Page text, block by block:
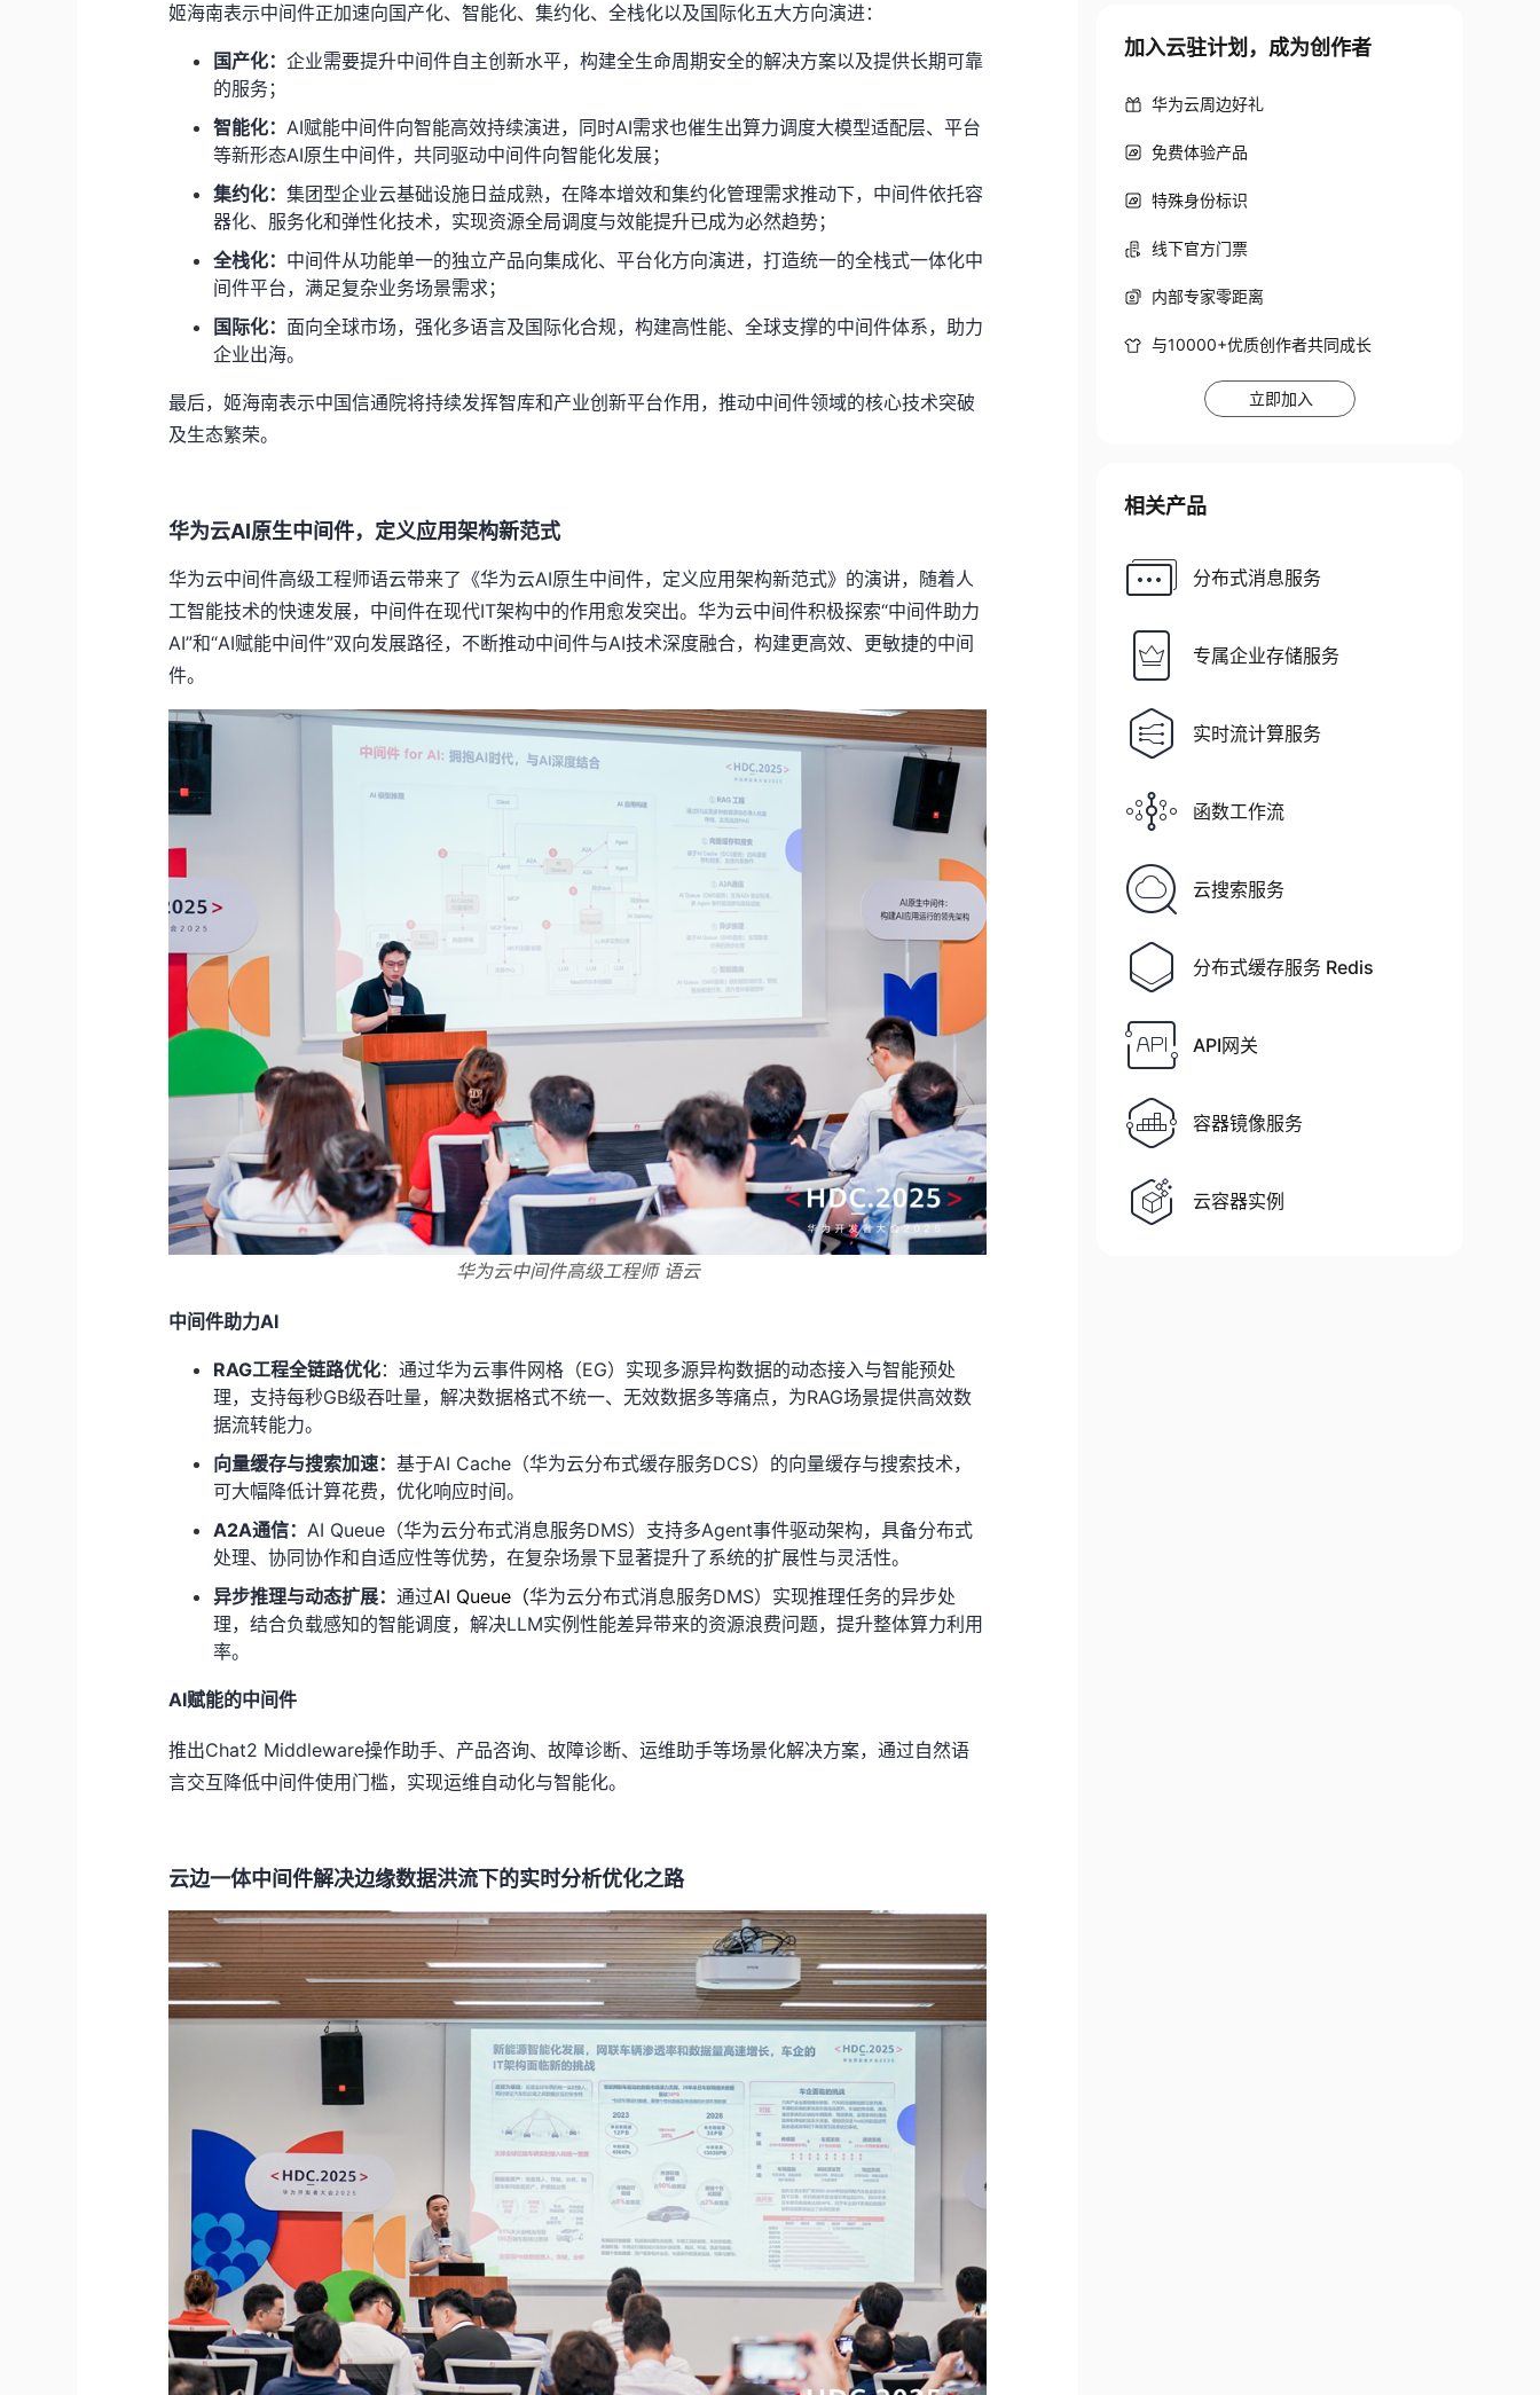
姬海南表示中间件正加速向国产化、智能化、集约化、全栈化以及国际化五大方向演进：
国产化：企业需要提升中间件自主创新水平，构建全生命周期安全的解决方案以及提供长期可靠
的服务；
智能化：AI赋能中间件向智能高效持续演进，同时AI需求也催生出算力调度大模型适配层、平台
等新形态AI原生中间件，共同驱动中间件向智能化发展；
集约化：集团型企业云基础设施日益成熟，在降本增效和集约化管理需求推动下，中间件依托容
器化、服务化和弹性化技术，实现资源全局调度与效能提升已成为必然趋势；
全栈化： 中间件从功能单一的独立产品向集成化、平台化方向演进，打造统一的全栈式一体化中
间件平台，满足复杂业务场景需求；
国际化： 面向全球市场，强化多语言及国际化合规，构建高性能、全球支撑的中间件体系，助力
企业出海。
最后，姬海南表示中国信通院将持续发挥智库和产业创新平台作用，推动中间件领域的核心技术突破
及生态繁荣。
华为云AI原生中间件，定义应用架构新范式
华为云中间件高级工程师语云带来了《华为云AI原生中间件，定义应用架构新范式》的演讲，随着人
工智能技术的快速发展，中间件在现代IT架构中的作用愈发突出。华为云中间件积极探索“中间件助力
AI”和“AI赋能中间件”双向发展路径，不断推动中间件与AI技术深度融合，构建更高效、更敏捷的中间
件。
华为云中间件高级工程师 语云
中间件助力AI
RAG工程全链路优化：通过华为云事件网格（EG）实现多源异构数据的动态接入与智能预处
理，支持每秒GB级吞吐量，解决数据格式不统一、无效数据多等痛点，为RAG场景提供高效数
据流转能力。
向量缓存与搜索加速：基于AI Cache （华为云分布式缓存服务DCS）的向量缓存与搜索技术，
可大幅降低计算花费，优化响应时间。
A2A通信： AI Queue （华为云分布式消息服务DMS）支持多Agent事件驱动架构，具备分布式
处理、协同协作和自适应性等优势，在复杂场景下显著提升了系统的扩展性与灵活性。
异步推理与动态扩展：通过AI Queue （华为云分布式消息服务DMS）实现推理任务的异步处
理，结合负载感知的智能调度，解决LLM实例性能差异带来的资源浪费问题，提升整体算力利用
率。
AI赋能的中间件
推出Chat2 Middleware操作助手、产品咨询、故障诊断、运维助手等场景化解决方案，通过自然语
言交互降低中间件使用门槛，实现运维自动化与智能化。
云边一体中间件解决边缘数据洪流下的实时分析优化之路
加入云驻计划，成为创作者
华为云周边好礼
免费体验产品
特殊身份标识
线下官方门票
内部专家零距离
与10000+优质创作者共同成长
立即加入
相关产品
分布式消息服务
专属企业存储服务
实时流计算服务
函数工作流
云搜索服务
分布式缓存服务 Redis
API网关
容器镜像服务
云容器实例